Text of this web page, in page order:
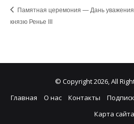
Памятная церемония — Дань уважения
князю Ренье III
© Copyright 2026, All
Главная
О нас Контакты
Карта сайта